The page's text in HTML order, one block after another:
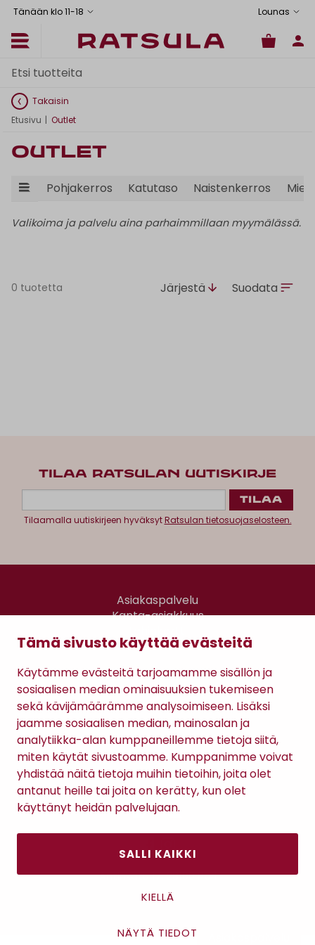
Tämä sivusto käyttää evästeitä
Käytämme evästeitä tarjoamamme sisällön ja
sosiaalisen median ominaisuuksien tukemiseen
sekä kävijämäärämme analysoimiseen. Lisäksi
jaamme sosiaalisen median, mainosalan ja
analytiikka-alan kumppaneillemme tietoja siitä,
miten käytät sivustoamme. Kumppanimme voivat
yhdistää näitä tietoja muihin tietoihin, joita olet
antanut heille tai joita on kerätty, kun olet
käyttänyt heidän palvelujaan.
SALLI KAIKKI
KIELLÄ
NÄYTÄ TIEDOT
Tänään klo 11-18 Lounas
Takaisin
Etusivu | Outlet
Outlet
Pohjakerros Katutaso Naistenkerros
Valikoima ja palvelu aina parhaimmillaan myymälässä.
0 tuotetta Järjestä Suodata
TILAA RATSULAN UUTISKIRJE
Tilaamalla uutiskirjeen hyväksytRatsulan tietosuojaselosteen.
Asiakaspalvelu
Kanta-asiakkuus
Gomee Ratsula Café
Antinkatu 17, 28100 Pori
Sopimusehdot
Tietosuojaseloste
Maksutavat